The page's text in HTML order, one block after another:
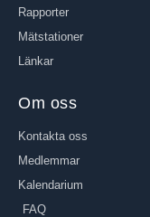
Rapporter
Mätstationer
Länkar
Om oss
Kontakta oss
Medlemmar
Kalendarium
FAQ